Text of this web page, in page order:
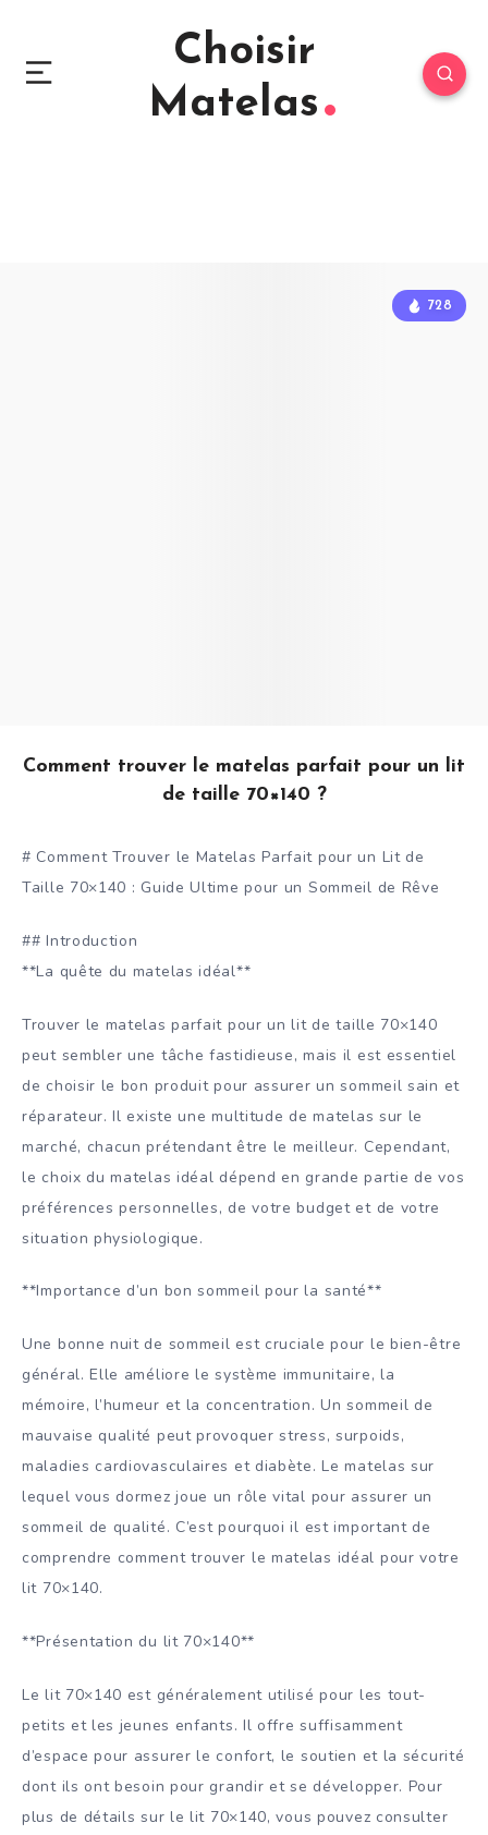
Choisir
Matelas
Comment trouver le matelas parfait pour un lit
de taille 70×140 ?
728
# Comment Trouver le Matelas Parfait pour un Lit de
Taille 70×140 : Guide Ultime pour un Sommeil de Rêve
## Introduction
**La quête du matelas idéal**
Trouver le matelas parfait pour un lit de taille 70×140
peut sembler une tâche fastidieuse, mais il est essentiel
de choisir le bon produit pour assurer un sommeil sain et
réparateur. Il existe une multitude de matelas sur le
marché, chacun prétendant être le meilleur. Cependant,
le choix du matelas idéal dépend en grande partie de vos
préférences personnelles, de votre budget et de votre
situation physiologique.
**Importance d’un bon sommeil pour la santé**
Une bonne nuit de sommeil est cruciale pour le bien-être
général. Elle améliore le système immunitaire, la
mémoire, l’humeur et la concentration. Un sommeil de
mauvaise qualité peut provoquer stress, surpoids,
maladies cardiovasculaires et diabète. Le matelas sur
lequel vous dormez joue un rôle vital pour assurer un
sommeil de qualité. C’est pourquoi il est important de
comprendre comment trouver le matelas idéal pour votre
lit 70×140.
**Présentation du lit 70×140**
Le lit 70×140 est généralement utilisé pour les tout-
petits et les jeunes enfants. Il offre suffisamment
d’espace pour assurer le confort, le soutien et la sécurité
dont ils ont besoin pour grandir et se développer. Pour
plus de détails sur le lit 70×140, vous pouvez consulter